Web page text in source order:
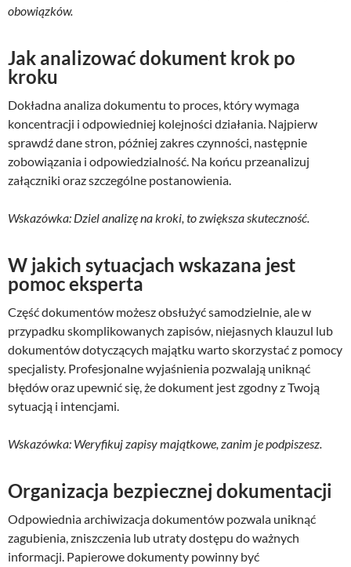
obowiązków.
Jak analizować dokument krok po
kroku
Dokładna analiza dokumentu to proces, który wymaga
koncentracji i odpowiedniej kolejności działania. Najpierw
sprawdź dane stron, później zakres czynności, następnie
zobowiązania i odpowiedzialność. Na końcu przeanalizuj
załączniki oraz szczególne postanowienia.
Wskazówka: Dziel analizę na kroki, to zwiększa skuteczność.
W jakich sytuacjach wskazana jest
pomoc eksperta
Część dokumentów możesz obsłużyć samodzielnie, ale w
przypadku skomplikowanych zapisów, niejasnych klauzul lub
dokumentów dotyczących majątku warto skorzystać z pomocy
specjalisty. Profesjonalne wyjaśnienia pozwalają uniknąć
błędów oraz upewnić się, że dokument jest zgodny z Twoją
sytuacją i intencjami.
Wskazówka: Weryfikuj zapisy majątkowe, zanim je podpiszesz.
Organizacja bezpiecznej dokumentacji
Odpowiednia archiwizacja dokumentów pozwala uniknąć
zagubienia, zniszczenia lub utraty dostępu do ważnych
informacji. Papierowe dokumenty powinny być